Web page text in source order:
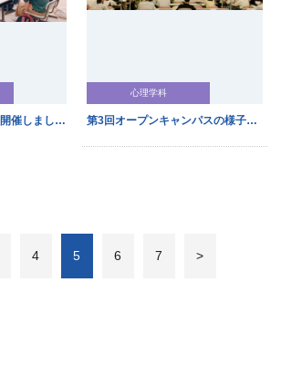
期末試験対策相談会を開催しました！
心理学科
第3回オープンキャンパスの様子をお伝えします！
4 5 6 7 >